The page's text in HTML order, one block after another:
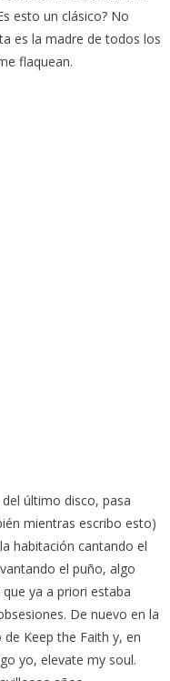
esto un clásico? No
es la madre de todos los
flaquean.
último disco, pasa
mientras escribo esto)
habitación cantando el
el puño, algo
ya a priori estaba
De nuevo en la
Keep the Faith y, en
yo, elevate my soul.